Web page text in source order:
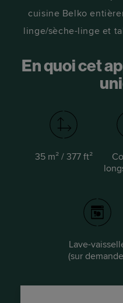
cuisine Belko
linge/sèche-linge et
En quoi cet
35 m² / 377 ft²
Lave-
(sur